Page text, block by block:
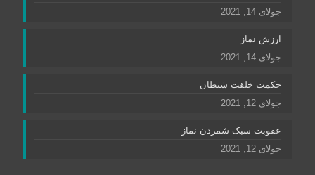
جولای 14, 2021
ارزش نماز
جولای 14, 2021
حکمت خلقت شیطان
جولای 12, 2021
عقوبت سبک شمردن نماز
جولای 12, 2021